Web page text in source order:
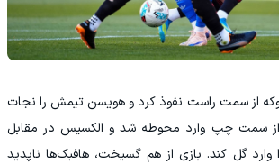
از سمت راست نفوذ کرد و هویسن تیمش را نجات
از سمت چپ وارد محوطه شد و الکسیس در مقابل
وارد گل کند. بازی از هم گسیخت، هافبک‌ها ناپدید